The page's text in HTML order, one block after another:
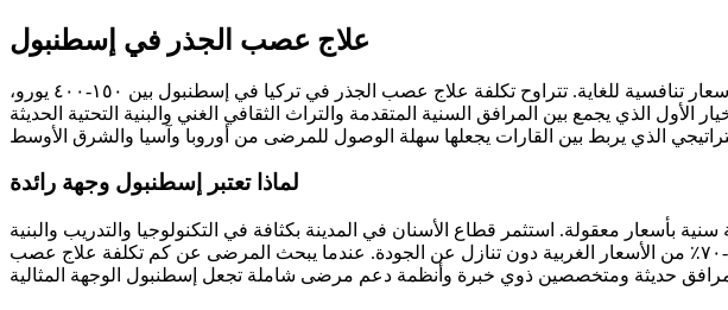
علاج عصب الجذر في إسطنبول
تقف إسطنبول كوجهة السياحة الطبية الرئيسية في تركيا، وتقدم رعاية علاجية داخل السن على مستوى عالمي بأسعار تنافسية للغاية. تتراوح تكلفة علاج عصب الجذر في تركيا في إسطنبول بين ١٥٠-٤٠٠ يورو،
الذي يجمع بين المرافق السنية المتقدمة والتراث الثقافي الغني والبنية التحتية الحديثة
لماذا تعتبر إسطنبول وجهة رائدة
بأسعار معقولة. استثمر قطاع الأسنان في المدينة بكثافة في التكنولوجيا والتدريب والبنية
التحتية، مما أسس سمعة دولية للتميز. تبقى تكلفة علاج عصب الجذر في تركيا، وخاصة إسطنبول، أقل بنسبة ٦٠-٧٠٪ من الأسعار الغربية دون تنازل عن الجودة. عندما يبحث المرضى عن كم تكلفة علاج عصب